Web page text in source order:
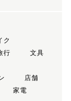
ク
行
文具
店舗
家電